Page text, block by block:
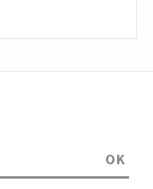
OK